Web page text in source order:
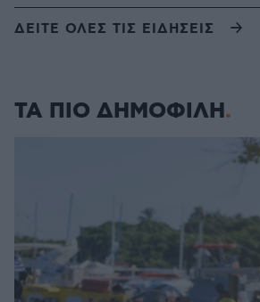
ΔΕΙΤΕ ΟΛΕΣ ΤΙΣ ΕΙΔΗΣΕΙΣ
ΤΑ ΠΙΟ ΔΗΜΟΦΙΛΗ